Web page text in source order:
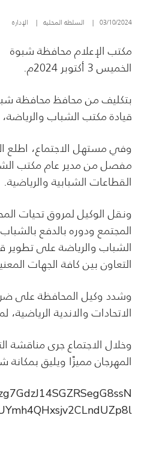
03/10/2024
| السلطة المحلية | الإدارة
مكتب الإعلام محافظة شبوة
الخميس 3 أكتوبر 2024م.
بتكليف من محافظ محافظة
قيادة مكتب الشباب والرياضة،
وفي مستهل الاجتماع، اطلع
مفصل من مدير عام مكتب
القطاعات الشبابية والرياضية.
ونقل الوكيل لمروق تحيات
المجتمع ودوره بالدفع
الشباب والرياضة على تطوير
التعاون بين كافة الجهات
وشدد وكيل المحافظة على
الاتحادات والاندية
وخلال الاجتماع جرى مناقشة
المهرجان مميزًا ويليق بمكانة